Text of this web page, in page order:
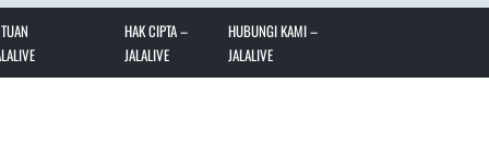
HAK CIPTA –
JALALIVE
HUBUNGI KAMI –
JALALIVE